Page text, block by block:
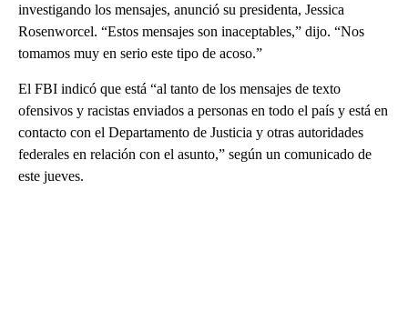
investigando los mensajes, anunció su presidenta, Jessica
Rosenworcel. “Estos mensajes son inaceptables,” dijo. “Nos
tomamos muy en serio este tipo de acoso.”
El FBI indicó que está “al tanto de los mensajes de texto
ofensivos y racistas enviados a personas en todo el país y está en
contacto con el Departamento de Justicia y otras autoridades
federales en relación con el asunto,” según un comunicado de
este jueves.